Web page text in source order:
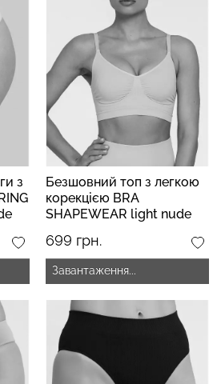
з
Безшовний топ з легкою
корекцією BRA
SHAPEWEAR light nude
699 грн.
Завантаження...
Безшовні бразиліана з
легкою корекцією
BRASILIAN SHAPEWEAR
black (чорний) Giulia
258 грн.369 грн.